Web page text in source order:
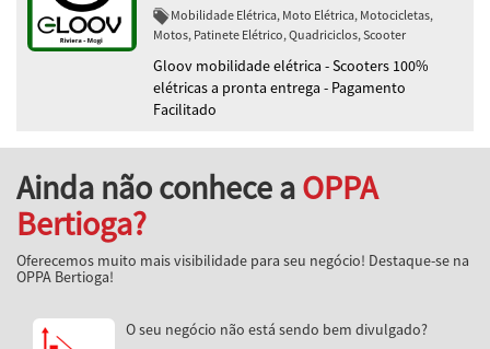
Mobilidade Elétrica, Moto Elétrica, Motocicletas,
Motos, Patinete Elétrico, Quadriciclos, Scooter
Gloov mobilidade elétrica - Scooters 100%
elétricas a pronta entrega - Pagamento
Facilitado
Ainda não conhece aOPPA
Bertioga?
Oferecemos muito mais visibilidade para seu negócio! Destaque-se na
OPPA Bertioga!
O seu negócio não está sendo bem divulgado?